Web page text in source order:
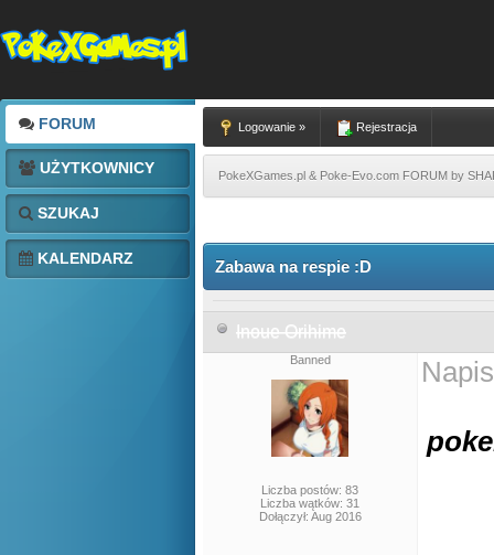
FORUM
UŻYTKOWNICY
SZUKAJ
KALENDARZ
Logowanie » Rejestracja
PokeXGames.pl & Poke-Evo.com FORUM by
Zabawa na respie :D
Inoue Orihime
Banned
Liczba postów: 83
Liczba wątków: 31
Dołączył: Aug 2016